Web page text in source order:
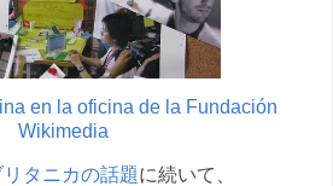
en la oficina de la Fundación
Wikimedia
リタニカの話題に続いて、